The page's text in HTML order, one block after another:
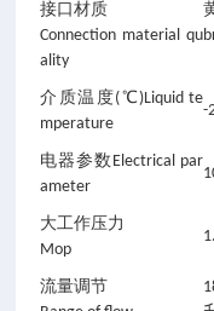
接口材质
Connection material qu
ality
介质温度(℃)Liquid te
mperature
-
电器参数Electrical par
ameter
大工作压力
Mop
流量调节